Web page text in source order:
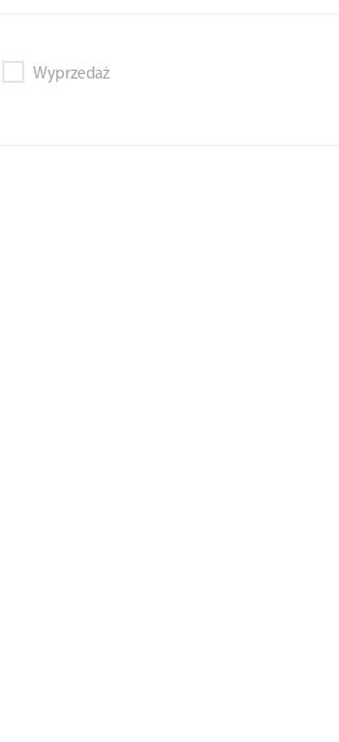
Wyprzedaż